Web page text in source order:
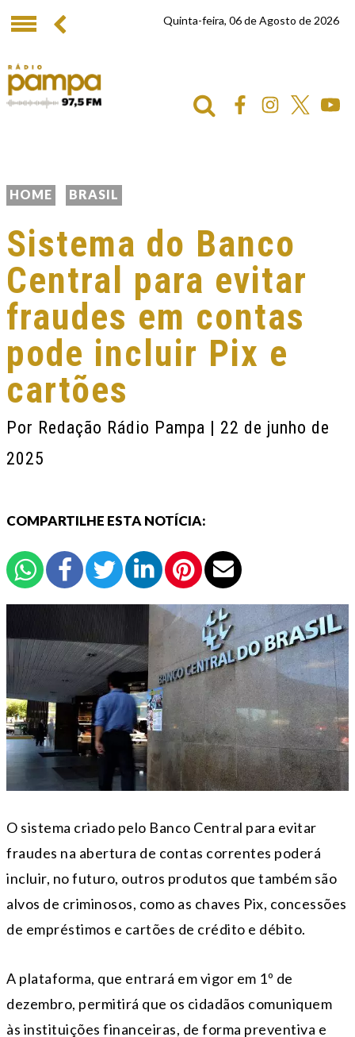
Quinta-feira, 06 de Agosto de 2026
HOME BRASIL
Sistema do Banco
Central para evitar
fraudes em contas
pode incluir Pix e
cartões
Por Redação Rádio Pampa | 22 de junho de
2025
COMPARTILHE ESTA NOTÍCIA:
O sistema criado pelo Banco Central para evitar
fraudes na abertura de contas correntes poderá
incluir, no futuro, outros produtos que também são
alvos de criminosos, como as chaves Pix, concessões
de empréstimos e cartões de crédito e débito.
A plataforma, que entrará em vigor em 1º de
dezembro, permitirá que os cidadãos comuniquem
às instituições financeiras, de forma preventiva e